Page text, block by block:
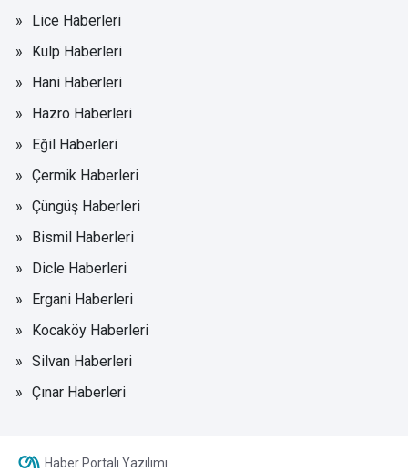
Lice Haberleri
Kulp Haberleri
Hani Haberleri
Hazro Haberleri
Eğil Haberleri
Çermik Haberleri
Çüngüş Haberleri
Bismil Haberleri
Dicle Haberleri
Ergani Haberleri
Kocaköy Haberleri
Silvan Haberleri
Çınar Haberleri
Haber Portalı Yazılımı